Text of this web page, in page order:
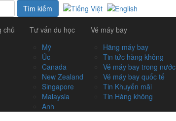
chủ
Tư vấn du học
Mỹ
Úc
Canada
New Zealand
Singapore
Malaysia
Anh
Vé máy bay
Hãng máy bay
Tin tức hàng không
Vé máy bay trong nước
Vé máy bay quốc tế
Tin Khuyến mãi
Tin Hàng không